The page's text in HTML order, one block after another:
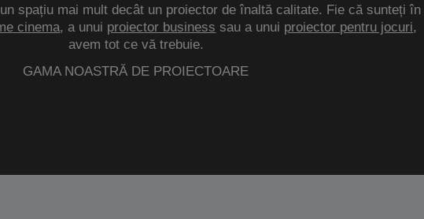
spațiu mai mult decât un proiector de înaltă calitate. Fie că sunteți în
cinema, a unui proiector business sau a unui proiector pentru jocuri,
avem tot ce vă trebuie.
GAMA NOASTRĂ DE PROIECTOARE